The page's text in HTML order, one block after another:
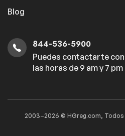
Blog
844-536-5900
Puedes contactarte
las horas de 9 am y 7 pm
2003–2026 © HGreg.com,